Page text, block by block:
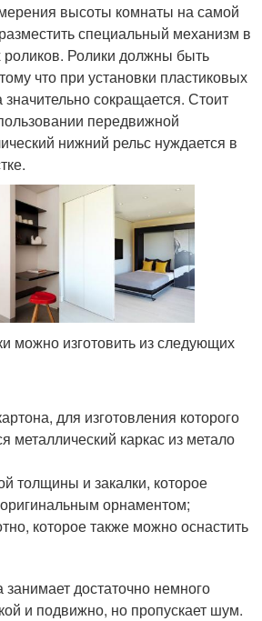
высоты комнаты на самой
специальный механизм в
роликов. Ролики должны быть
что при установки пластиковых
значительно сокращается. Стоит
передвижной
нижний рельс нуждается в
можно изготовить из следующих
для изготовления которого
металлический каркас из метало
толщины и закалки, которое
орнаментом;
которое также можно оснастить
достаточно немного
и подвижно, но пропускает шум.